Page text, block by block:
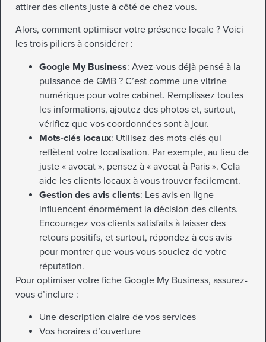
attirer des clients juste à côté de chez vous.
Alors, comment optimiser votre présence locale ? Voici
les trois piliers à considérer :
Google My Business: Avez-vous déjà pensé à la
puissance de GMB ? C’est comme une vitrine
numérique pour votre cabinet. Remplissez toutes
les informations, ajoutez des photos et, surtout,
vérifiez que vos coordonnées sont à jour.
Mots-clés locaux: Utilisez des mots-clés qui
reflètent votre localisation. Par exemple, au lieu de
juste « avocat », pensez à « avocat à Paris ». Cela
aide les clients locaux à vous trouver facilement.
Gestion des avis clients: Les avis en ligne
influencent énormément la décision des clients.
Encouragez vos clients satisfaits à laisser des
retours positifs, et surtout, répondez à ces avis
pour montrer que vous vous souciez de votre
réputation.
Pour optimiser votre fiche Google My Business, assurez-
vous d’inclure :
Une description claire de vos services
Vos horaires d’ouverture